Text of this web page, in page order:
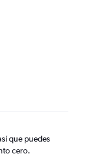
que puedes
cero.